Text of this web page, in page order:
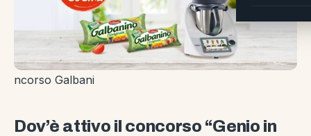
ncorso Galbani
Dov’è attivo il concorso “Genio in